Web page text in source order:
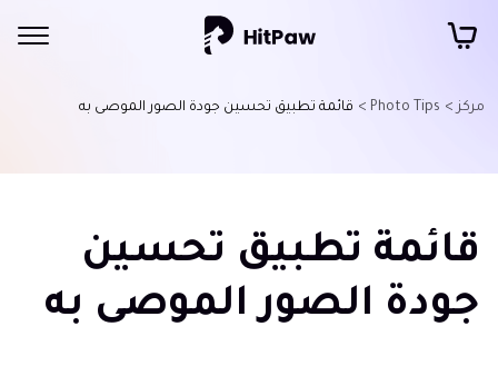
مركز > Photo Tips > قائمة تطبيق تحسين جودة الصور الموصى به
قائمة تطبيق تحسين
جودة الصور الموصى به